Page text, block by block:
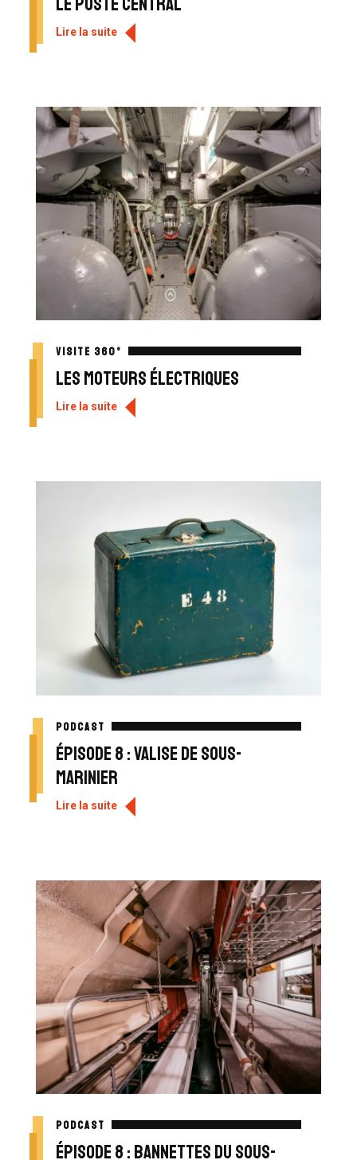
Lire la suite
VISITE 360°
Les moteurs électriques
Lire la suite
PODCAST
Épisode 8 : Valise de sous-
marinier
Lire la suite
PODCAST
Épisode 8 : Bannettes du sous-